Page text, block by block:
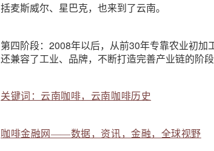
括麦斯威尔、星巴克，也来到了云南。
第四阶段：2008年以后，从前30年专靠农业初加
还兼容了工业、品牌，不断打造完善产业链的阶段
关键词：云南咖啡，云南咖啡历史
咖啡金融网——数据，资讯，金融，全球视野